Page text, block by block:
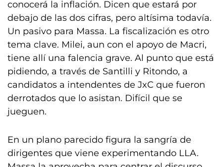
conocerá la inflación. Dicen que estará por
debajo de las dos cifras, pero altísima todavía.
Un pasivo para Massa. La fiscalización es otro
tema clave. Milei, aun con el apoyo de Macri,
tiene allí una falencia grave. Al punto que está
pidiendo, a través de Santilli y Ritondo, a
candidatos a intendentes de JxC que fueron
derrotados que lo asistan. Difícil que se
jueguen.
En un plano parecido figura la sangría de
dirigentes que viene experimentando LLA.